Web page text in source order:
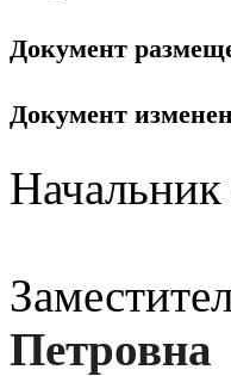
Документ
Документ
Начальник
Петровна